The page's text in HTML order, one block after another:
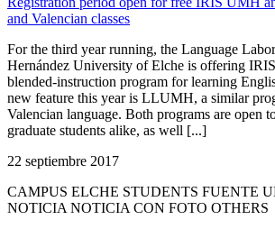
and Valencian classes
For the third year running, the Language
Hernández University of Elche is offering
blended-instruction program for learning
new feature this year is LLUMH, a similar
Valencian language. Both programs are open
graduate students alike, as well [...]
22 septiembre 2017
CAMPUS ELCHE STUDENTS FUENTE
NOTICIA NOTICIA CON FOTO OTHERS